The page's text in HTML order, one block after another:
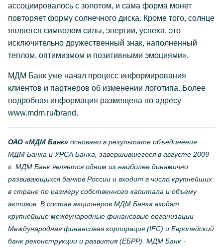
ассоциировалось с золотом, и сама форма монет
повторяет форму солнечного диска. Кроме того, солнце
является символом силы, энергии, успеха, это
исключительно дружественный знак, наполненный
теплом, оптимизмом и позитивными эмоциями».
МДМ Банк уже начал процесс информирования
клиентов и партнеров об изменении логотипа. Более
подробная информация размещена по адресу
www.mdm.ru/brand.
ОАО «МДМ Банк» основано в результате объединения
МДМ Банка и УРСА Банка, завершившегося в августе 2009
г. МДМ Банк является одним из наиболее динамично
развивающихся банков России и входит в число крупнейших
в стране по размеру собственного капитала и объему
активов. В состав акционеров МДМ Банка входят
крупнейшие международные финансовые организации -
Международная финансовая корпорация (IFC) и Европейский
банк реконструкции и развития (ЕБРР). МДМ Банк -